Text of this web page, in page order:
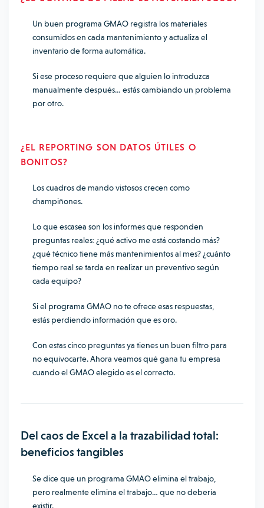
Un buen programa GMAO registra los materiales
consumidos en cada mantenimiento y actualiza el
inventario de forma automática.
Si ese proceso requiere que alguien lo introduzca
manualmente después… estás cambiando un problema
por otro.
¿EL REPORTING SON DATOS ÚTILES O
BONITOS?
Los cuadros de mando vistosos crecen como
champiñones.
Lo que escasea son los informes que responden
preguntas reales: ¿qué activo me está costando más?
¿qué técnico tiene más mantenimientos al mes? ¿cuánto
tiempo real se tarda en realizar un preventivo según
cada equipo?
Si el programa GMAO no te ofrece esas respuestas,
estás perdiendo información que es oro.
Con estas cinco preguntas ya tienes un buen filtro para
no equivocarte. Ahora veamos qué gana tu empresa
cuando el GMAO elegido es el correcto.
Del caos de Excel a la trazabilidad total:
beneficios tangibles
Se dice que un programa GMAO elimina el trabajo,
pero realmente elimina el trabajo… que no debería
existir.